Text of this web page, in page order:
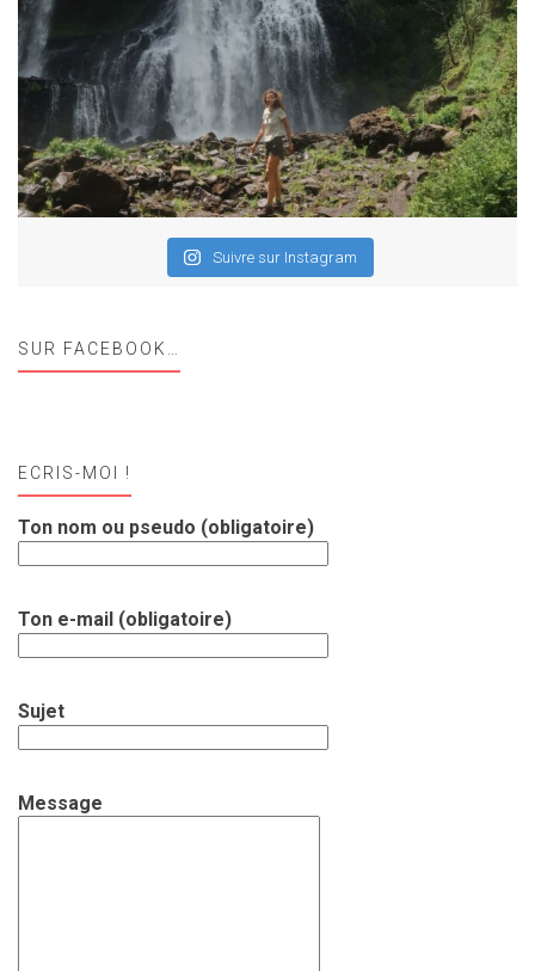
Suivre sur Instagram
SUR FACEBOOK…
ECRIS-MOI !
Ton nom ou pseudo (obligatoire)
Ton e-mail (obligatoire)
Sujet
Message